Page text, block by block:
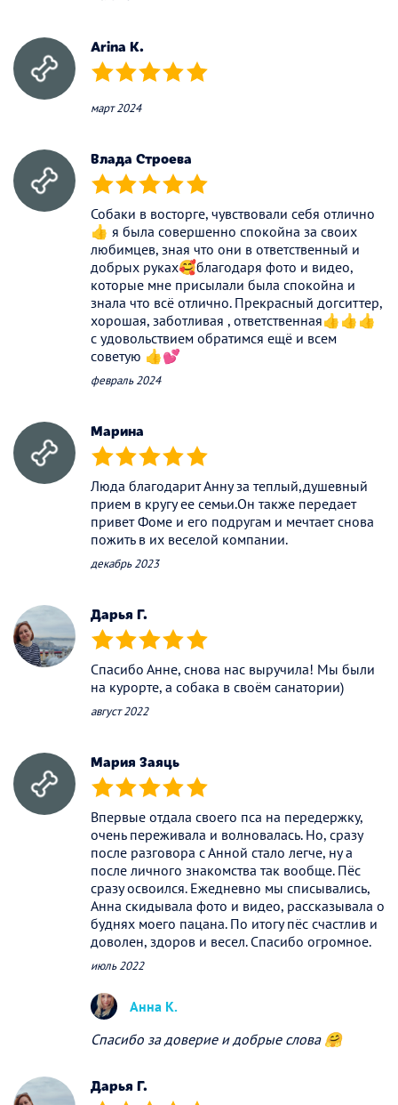
Arina K.
(*) (*) (*) (*) (*)
март 2024
Влада Строева
(*) (*) (*) (*) (*)
Собаки в восторге, чувствовали себя отлично
👍 я была совершенно спокойна за своих
любимцев, зная что они в ответственный и
добрых руках🥰благодаря фото и видео,
которые мне присылали была спокойна и
знала что всё отлично. Прекрасный догситтер,
хорошая, заботливая , ответственная👍👍👍
с удовольствием обратимся ещё и всем
советую 👍💕
февраль 2024
Марина
(*) (*) (*) (*) (*)
Люда благодарит Анну за теплый,душевный
прием в кругу ее семьи.Он также передает
привет Фоме и его подругам и мечтает снова
пожить в их веселой компании.
декабрь 2023
Дарья Г.
(*) (*) (*) (*) (*)
Спасибо Анне, снова нас выручила! Мы были
на курорте, а собака в своём санатории)
август 2022
Мария Заяць
(*) (*) (*) (*) (*)
Впервые отдала своего пса на передержку,
очень переживала и волновалась. Но, сразу
после разговора с Анной стало легче, ну а
после личного знакомства так вообще. Пёс
сразу освоился. Ежедневно мы списывались,
Анна скидывала фото и видео, рассказывала о
буднях моего пацана. По итогу пёс счастлив и
доволен, здоров и весел. Спасибо огромное.
июль 2022
Анна К.
Спасибо за доверие и добрые слова 🤗
Дарья Г.